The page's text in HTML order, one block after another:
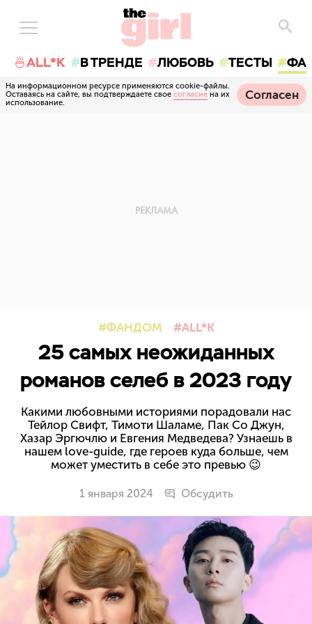
🍜ALL*K В ТРЕНДЕ ЛЮБОВЬ ТЕСТЫ
На информационном ресурсе применяются cookie-файлы.
Оставаясь на сайте, вы подтверждаете свое согласие на их
использование.
Согласен
ФАНДОМ ALL*K
25 самых неожиданных
романов селеб в 2023 году
Какими любовными историями порадовали нас
Тейлор Свифт, Тимоти Шаламе, Пак Со Джун,
Хазар Эргючлю и Евгения Медведева? Узнаешь в
нашем love-guide, где героев куда больше, чем
может уместить в себе это превью 😉
1 января 2024 Обсудить